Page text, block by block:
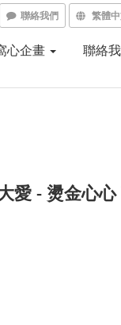
聯絡我們 繁體
心企畫 聯絡
愛 - 燙金心